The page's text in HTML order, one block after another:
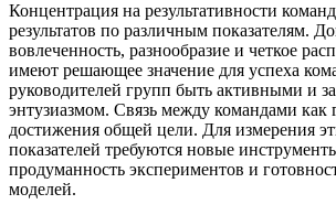
Концентрация на результативности
результатов по различным показателям.
вовлеченность, разнообразие и четкое
имеют решающее значение для успеха
руководителей групп быть активными и
энтузиазмом. Связь между командами как
достижения общей цели. Для измерения
показателей требуются новые
продуманность экспериментов и
моделей.